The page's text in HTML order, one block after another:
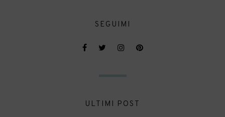
SEGUIMI
ULTIMI POST